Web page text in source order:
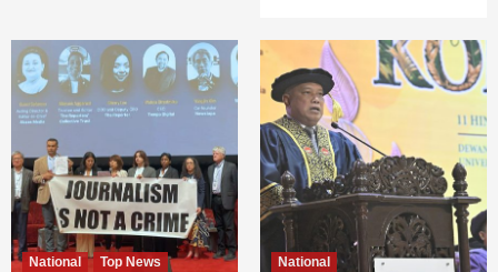
National Top News National